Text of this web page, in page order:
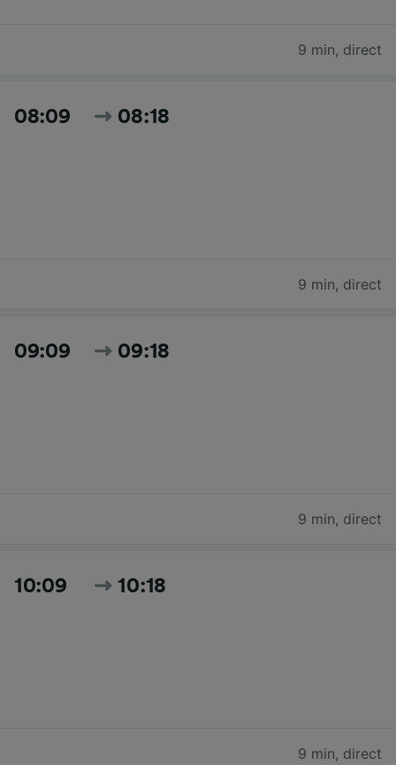
9 min, direct
08:09 08:18
9 min, direct
09:09 09:18
9 min, direct
10:09 10:18
9 min, direct